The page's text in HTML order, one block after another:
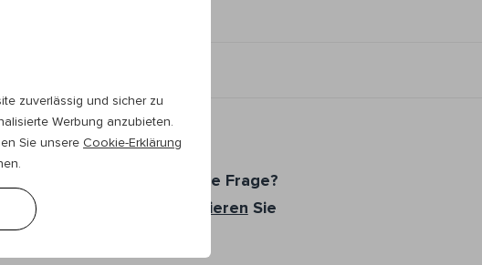
zuverlässig und sicher zu
Werbung anzubieten.
Sie unsere Cookie-Erklärung
Haben Sie eine Frage?
kontaktieren Sie